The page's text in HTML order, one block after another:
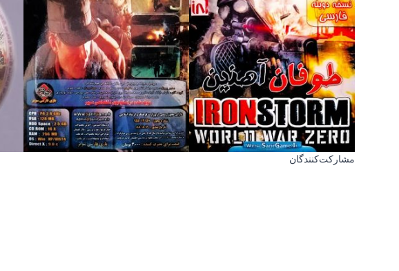
مشارکت‌کنندگان